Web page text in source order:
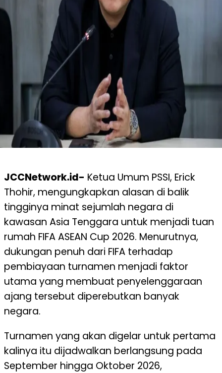
JCCNetwork.id- Ketua Umum PSSI, Erick
Thohir, mengungkapkan alasan di balik
tingginya minat sejumlah negara di
kawasan Asia Tenggara untuk menjadi tuan
rumah FIFA ASEAN Cup 2026. Menurutnya,
dukungan penuh dari FIFA terhadap
pembiayaan turnamen menjadi faktor
utama yang membuat penyelenggaraan
ajang tersebut diperebutkan banyak
negara.
Turnamen yang akan digelar untuk pertama
kalinya itu dijadwalkan berlangsung pada
September hingga Oktober 2026,